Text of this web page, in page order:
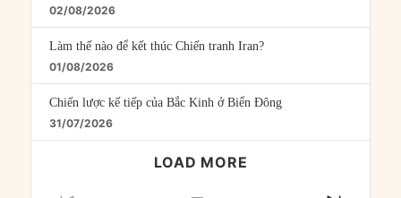
02/08/2026
Làm thế nào để kết thúc Chiến tranh Iran?
01/08/2026
Chiến lược kế tiếp của Bắc Kinh ở Biển Đông
31/07/2026
LOAD MORE